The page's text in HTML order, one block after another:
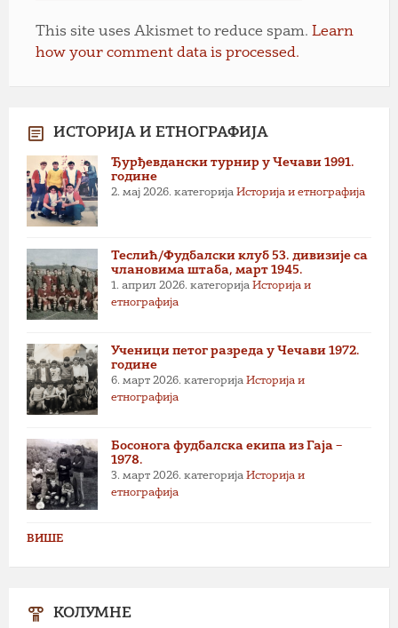
This site uses Akismet to reduce spam. Learn
how your comment data is processed.
ИСТОРИЈА И ЕТНОГРАФИЈА
Ђурђевдански турнир у Чечави 1991.
године
2. мај 2026. категорија Историја и етнографија
Теслић/Фудбалски клуб 53. дивизије са
члановима штаба, март 1945.
1. април 2026. категорија Историја и
етнографија
Ученици петог разреда у Чечави 1972.
године
6. март 2026. категорија Историја и
етнографија
Босонога фудбалска екипа из Гаја –
1978.
3. март 2026. категорија Историја и
етнографија
ВИШЕ
КОЛУМНЕ